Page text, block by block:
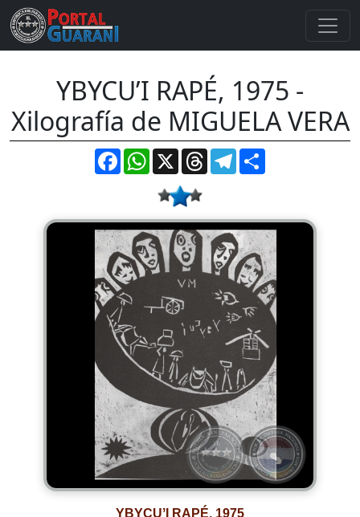
YBYCUʼI RAPÉ, 1975 -
Xilografía de MIGUELA VERA
FacebookWhatsApp
X ThreadsTelegram
YBYCUʼI RAPÉ, 1975